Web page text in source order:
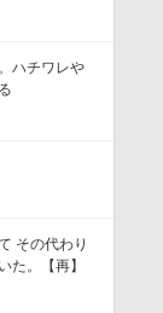
ハチワレや
その代わり
た。【再】